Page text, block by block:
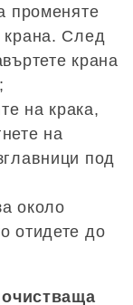
променяте
крана. След
крана
на крака,
на
под
около
отидете до